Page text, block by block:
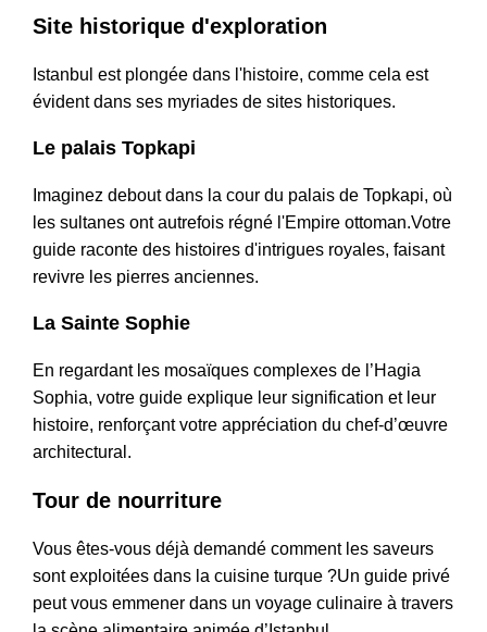
Site historique d'exploration
Istanbul est plongée dans l'histoire, comme cela est
évident dans ses myriades de sites historiques.
Le palais Topkapi
Imaginez debout dans la cour du palais de Topkapi, où
les sultanes ont autrefois régné l'Empire ottoman.Votre
guide raconte des histoires d'intrigues royales, faisant
revivre les pierres anciennes.
La Sainte Sophie
En regardant les mosaïques complexes de l’Hagia
Sophia, votre guide explique leur signification et leur
histoire, renforçant votre appréciation du chef-d’œuvre
architectural.
Tour de nourriture
Vous êtes-vous déjà demandé comment les saveurs
sont exploitées dans la cuisine turque ?Un guide privé
peut vous emmener dans un voyage culinaire à travers